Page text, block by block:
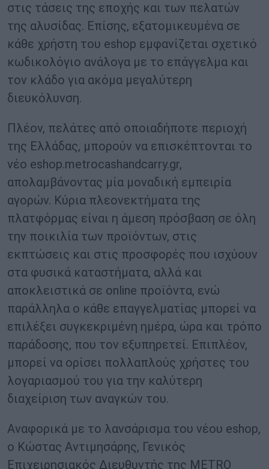
στις τάσεις της εποχής και των πελατών
της αλυσίδας. Επίσης, εξατομικευμένα σε
κάθε χρήστη του eshop εμφανίζεται σχετικό
κωδικολόγιο ανάλογα με το επάγγελμα και
τον κλάδο για ακόμα μεγαλύτερη
διευκόλυνση.
Πλέον, πελάτες από οποιαδήποτε περιοχή
της Ελλάδας, μπορούν να επισκέπτονται το
νέο eshop.metrocashandcarry.gr,
απολαμβάνοντας μία μοναδική εμπειρία
αγορών. Κύρια πλεονεκτήματα της
πλατφόρμας είναι η άμεση πρόσβαση σε όλη
την ποικιλία των προϊόντων, στις
εκπτώσεις και στις προσφορές που ισχύουν
στα φυσικά καταστήματα, αλλά και
αποκλειστικά σε online προϊόντα, ενώ
παράλληλα ο κάθε επαγγελματίας μπορεί να
επιλέξει συγκεκριμένη ημέρα, ώρα και τρόπο
παράδοσης, που τον εξυπηρετεί. Επιπλέον,
μπορεί να ορίσει πολλαπλούς χρήστες του
λογαριασμού του για την καλύτερη
διαχείριση των αναγκών του.
Αναφορικά με το λανσάρισμα του νέου eshop,
o Κώστας Αντιμησάρης, Γενικός
Επιχειρησιακός Διευθυντής της METRO